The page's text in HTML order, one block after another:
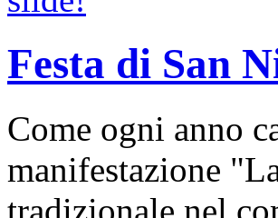
Festa di San
Come ogni anno
manifestazione
tradizionale nel